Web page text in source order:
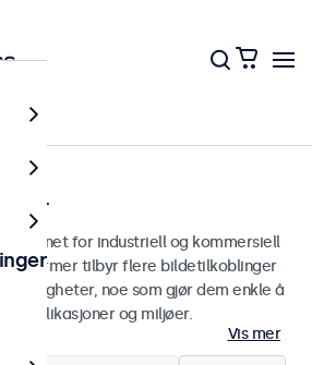
designet for industriell og kommersiell
skjermer tilbyr flere bildetilkoblinger
noe som gjør dem enkle å
applikasjoner og miljøer.
Vis mer